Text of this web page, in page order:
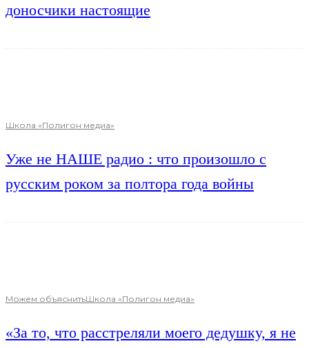
доносчики настоящие
Школа «Полигон медиа»
Уже не НАШЕ радио : что произошло с
русским роком за полтора года войны
Можем объяснитьШкола «Полигон медиа»
«За то, что расстреляли моего дедушку, я не